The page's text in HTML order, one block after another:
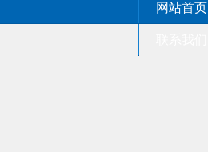
网站首页